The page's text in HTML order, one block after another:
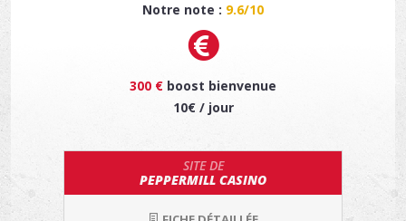
Notre note : 9.6/10
300 € boost bienvenue
10€ / jour
SITE DE
PEPPERMILL CASINO